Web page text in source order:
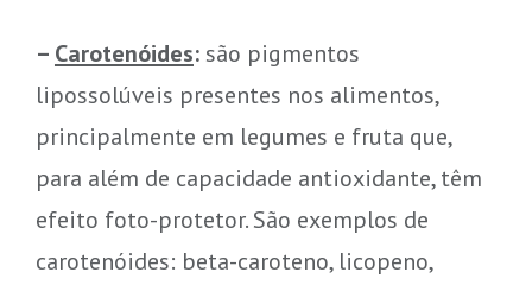
– Carotenóides:são pigmentos
lipossolúveis presentes nos alimentos,
principalmente em legumes e fruta que,
para além de capacidade antioxidante, têm
efeito foto-protetor. São exemplos de
carotenóides: beta-caroteno, licopeno,